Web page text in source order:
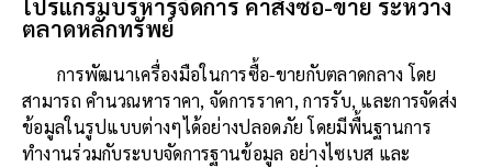
โปรแกรมบริหารจัดการ คำสั่งซื้อ-ขาย ระหว่าง
ตลาดหลักทรัพย์
การพัฒนาเครื่องมือในการซื้อ-ขายกับตลาดกลาง โดย
สามารถ คํานวณหาราคา, จัดการราคา, การรับ, และการจัดส่ง
ข้อมูลในรูปแบบต่างๆได้อย่างปลอดภัย โดยมีพื้นฐานการ
ทำงานร่วมกับระบบจัดการฐานข้อมูล อย่างไซเบส และ